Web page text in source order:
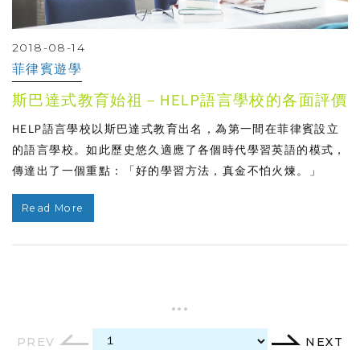
2018-08-14
菲律賓遊學
斯巴達式教育始祖－HELP語言學校的各面評價
HELP語言學校以斯巴達式教育出名，為第一間在菲律賓設立
的語言學校。如此歷史悠久適應了各個時代學習英語的模式，
傳達出了一個重點：「好的學習方法，真金不怕火煉。」
Read More
PREV
...
NEXT